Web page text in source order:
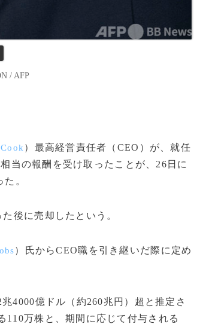
/ AFP
）最高経営責任者（CEO）が、就任
当の報酬を受け取ったことが、26日に
。
後に売却したという。
）氏からCEO職を引き継いだ際に定め
4000億ドル（約260兆円）超と推定さ
110万株と、期間に応じて付与される